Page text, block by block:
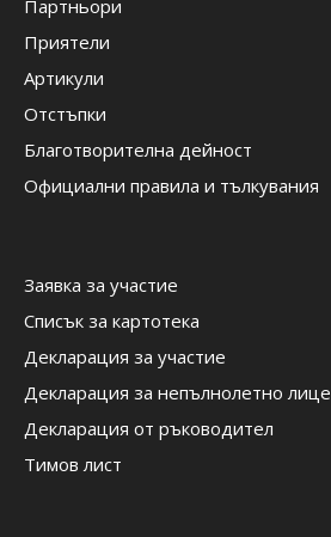
Партньори
Приятели
Артикули
Отстъпки
Благотворителна дейност
Официални правила и тълкувания
Заявка за участие
Списък за картотека
Декларация за участие
Декларация за непълнолетно лице
Декларация от ръководител
Тимов лист